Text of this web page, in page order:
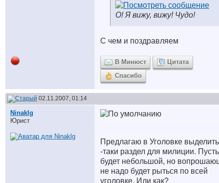
О! Я вижу, вижу! Чудо!
С чем и поздравляем
В Минюст
Цитата
Спасибо
02.11.2007, 01:14
Ninaklg
Юрист
Предлагаю в Уголовке выделить
-таки раздел для милиции.
будет небольшой, но
не надо будет рыться по всей
уголовке. Или как?